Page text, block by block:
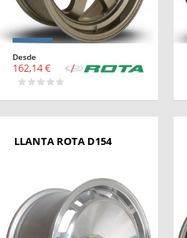
Desde
162,14 €
LLANTA ROTA D154